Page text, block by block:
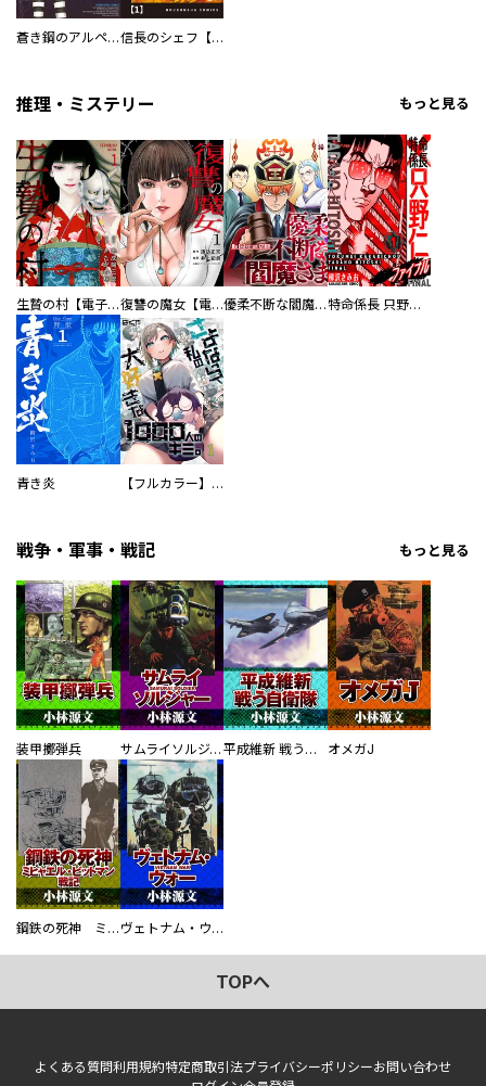
蒼き鋼のアルペジオ 信長のシェフ【単話版】
推理・ミステリー もっと見る
生贄の村【電子単行本版】 復讐の魔女【電子単行本版】 優柔不断な閻魔さま 特命係長 只野仁ファイナル 愛蔵版
青き炎 【フルカラー】さよなら、私の大好きな１０００人のキミ。
戦争・軍事・戦記 もっと見る
装甲擲弾兵 サムライソルジャー SAMURAI SOLDIER 平成維新 戦う自衛隊 オメガJ
鋼鉄の死神 ミヒャエル・ビットマン戦記 ヴェトナム・ウォー VIETNAM WAR
TOPへ
よくある質問利用規約特定商取引法プライバシーポリシーお問い合わせ